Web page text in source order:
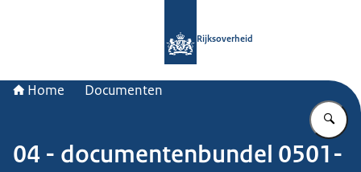
Rijksoverheid
Home Documenten
04 - documentenbundel 0501-